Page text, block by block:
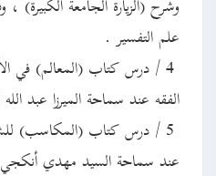
وشرح (الزيارة الجامعة
علم التفسير .
4 / درس كتاب (المعالم) في
الفقه عند سماحة الميرزا عبد
5 / درس كتاب (المكاسب)
عند سماحة السيد مهدي أنكجي